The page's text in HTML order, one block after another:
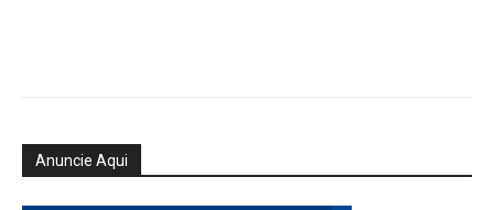
Anuncie Aqui